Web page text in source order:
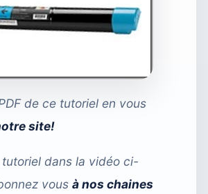
de ce tutoriel en vous
site!
dans la vidéo ci-
vous à nos chaines